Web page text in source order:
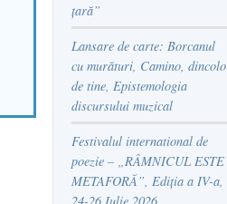
țară”
Lansare de carte: Borcanul
cu murături, Camino, dincolo
de tine, Epistemologia
discursului muzical
Festivalul international de
poezie – „RÂMNICUL ESTE
METAFORĂ”, Ediția a IV-a,